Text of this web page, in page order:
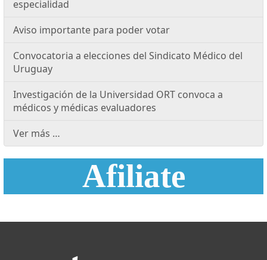
especialidad
Aviso importante para poder votar
Convocatoria a elecciones del Sindicato Médico del
Uruguay
Investigación de la Universidad ORT convoca a
médicos y médicas evaluadores
Ver más …
Afiliate